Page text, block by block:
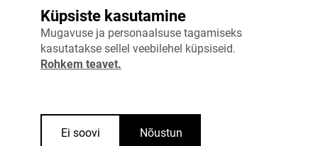
50%
75%
Allikas:Statistikaamet
Küpsiste kasutamine
Mugavuse ja personaalsuse tagamiseks
kasutatakse sellel veebilehel küpsiseid.
Rohkem teavet.
Ei soovi Nõustun